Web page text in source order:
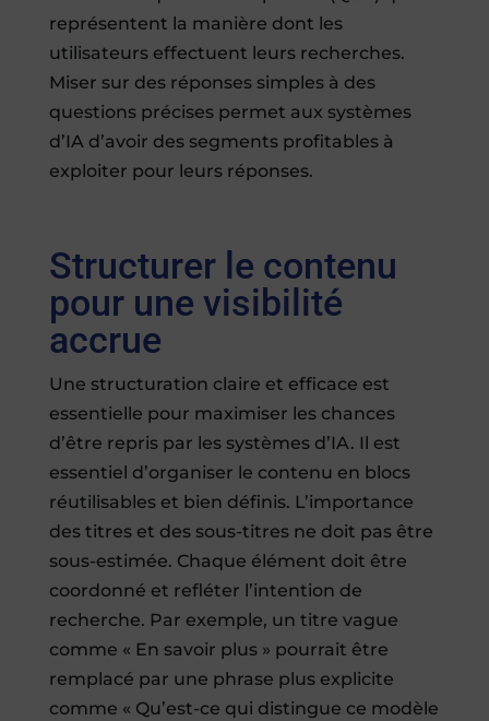
représentent la manière dont les
utilisateurs effectuent leurs recherches.
Miser sur des réponses simples à des
questions précises permet aux systèmes
d’IA d’avoir des segments profitables à
exploiter pour leurs réponses.
Structurer le contenu
pour une visibilité
accrue
Une structuration claire et efficace est
essentielle pour maximiser les chances
d’être repris par les systèmes d’IA. Il est
essentiel d’organiser le contenu en blocs
réutilisables et bien définis. L’importance
des titres et des sous-titres ne doit pas être
sous-estimée. Chaque élément doit être
coordonné et refléter l’intention de
recherche. Par exemple, un titre vague
comme « En savoir plus » pourrait être
remplacé par une phrase plus explicite
comme « Qu’est-ce qui distingue ce modèle